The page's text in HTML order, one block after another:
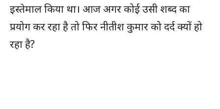
इस्तेमाल किया था। आज अगर कोई उसी शब्द का
प्रयोग कर रहा है तो फिर नीतीश कुमार को दर्द क्यों हो
रहा है?